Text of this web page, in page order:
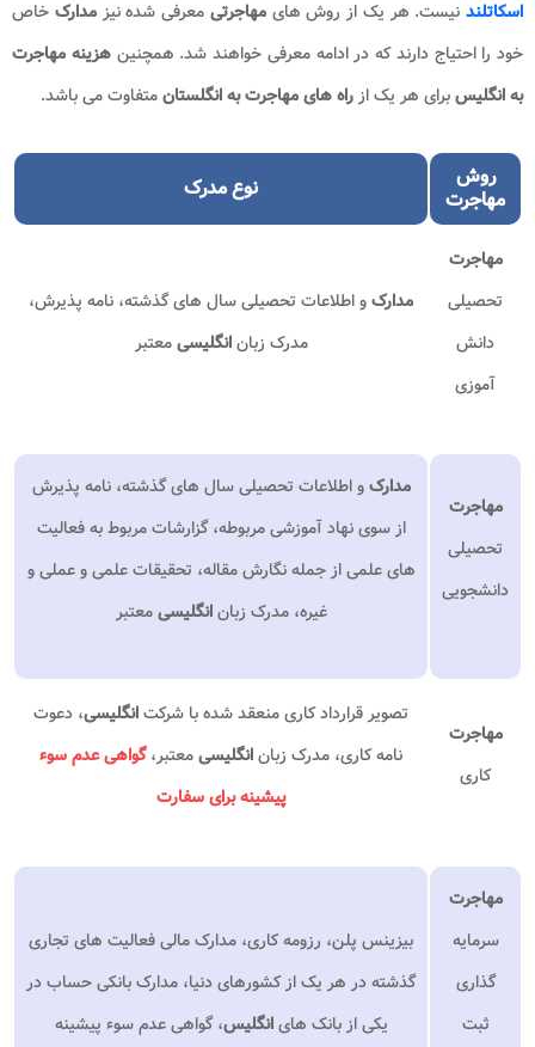
اسکاتلند نیست. هر یک از روش هایمهاجرتی معرفی شده نیزمدارک خاص
خود را احتیاج دارند که در ادامه معرفی خواهند شد. همچنینهزینه مهاجرت
به انگلیسبرای هر یک ازراه های مهاجرت به انگلستانمتفاوت می باشد.
روش
مهاجرت
نوع مدرک
مهاجرت
تحصیلی
دانش
آموزی
مدارکو اطلاعات تحصیلی سال های گذشته، نامه پذیرش،
مدرک زبانانگلیسیمعتبر
مهاجرت
تحصیلی
دانشجویی
مدارکو اطلاعات تحصیلی سال های گذشته، نامه پذیرش
از سوی نهاد آموزشی مربوطه، گزارشات مربوط به فعالیت
های علمی از جمله نگارش مقاله، تحقیقات علمی و عملی و
غیره، مدرک زبانانگلیسیمعتبر
مهاجرت
کاری
تصویر قرارداد کاری منعقد شده با شرکتانگلیسی، دعوت
نامه کاری، مدرک زبانانگلیسیمعتبر،گواهی عدم سوء
پیشینه برای سفارت
مهاجرت
سرمایه
گذاری
ثبت
بیزینس پلن، رزومه کاری، مدارک مالی فعالیت های تجاری
گذشته در هر یک از کشورهای دنیا، مدارک بانکی حساب در
یکی از بانک هایانگلیس، گواهی عدم سوء پیشینه